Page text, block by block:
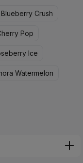
Blueberry Crush
Pop
Ice
Watermelon